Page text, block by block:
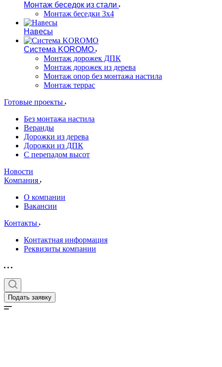
Монтаж беседок из стали
Монтаж беседки 3х4
Навесы
Система KOROMO
Монтаж дорожек ДПК
Монтаж дорожек из дерева
Монтаж опор без монтажа настила
Монтаж террас
Готовые проекты
Без монтажа настила
Веранды
Дорожки из дерева
Дорожки из ДПК
С перепадом высот
Новости
Компания
О компании
Вакансии
Контакты
Контактная информация
Реквизиты компании
Подать заявку